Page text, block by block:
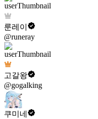
룬레이
@runeray
고갈왕
@gogalking
쿠미네